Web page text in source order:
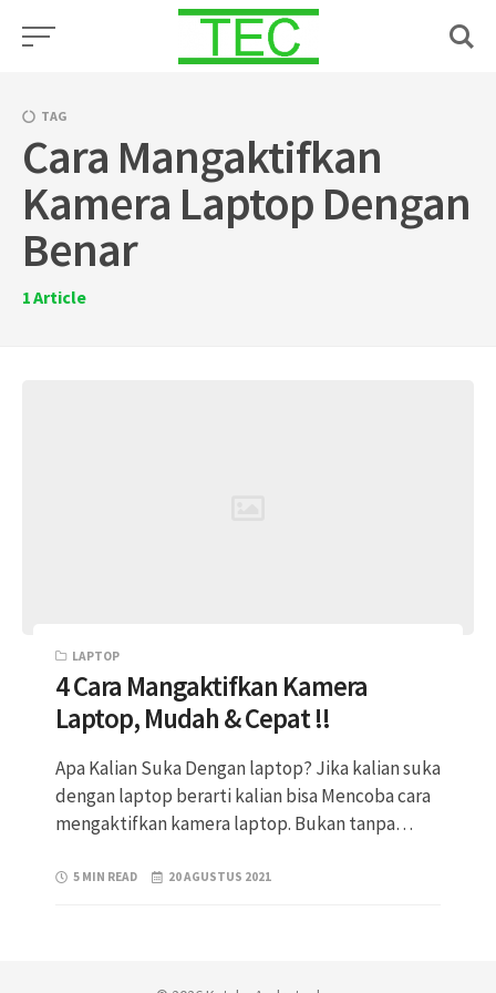
TAG
Cara Mangaktifkan
Kamera Laptop Dengan
Benar
1Article
LAPTOP
4 Cara Mangaktifkan Kamera
Laptop, Mudah & Cepat !!
Apa Kalian Suka Dengan laptop? Jika kalian suka
dengan laptop berarti kalian bisa Mencoba cara
mengaktifkan kamera laptop. Bukan tanpa…
5 MIN READ 20 AGUSTUS 2021